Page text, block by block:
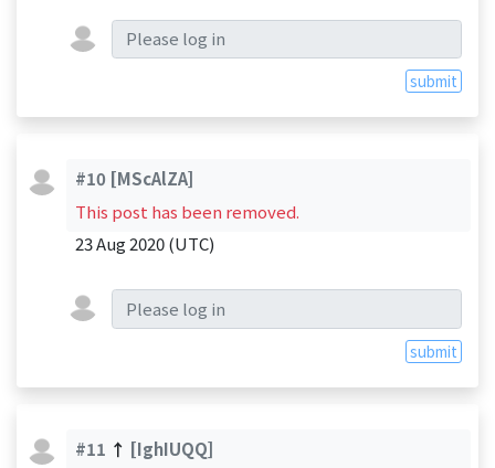
submit
#10 [MScAlZA]
This post has been removed.
23 Aug 2020 (UTC)
submit
#11 ↑ [IghIUQQ]